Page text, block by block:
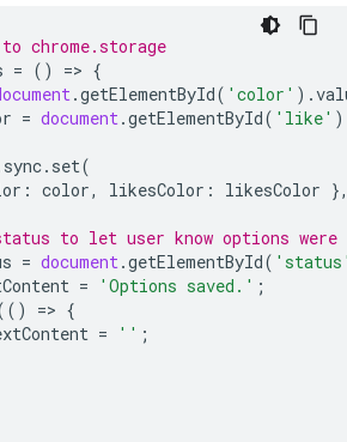
chrome.storage
= () => {
.getElementById( 'color' ).
= document.getElementById( 'like'
sync. set(
: color, likesColor : likesColor
to let user know options were
= document.getElementById(
= 'Options saved.' ;
=> {
= '' ;